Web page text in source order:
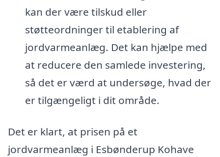
kan der være tilskud eller
støtteordninger til etablering af
jordvarmeanlæg. Det kan hjælpe med
at reducere den samlede investering,
så det er værd at undersøge, hvad der
er tilgængeligt i dit område.
Det er klart, at prisen på et
jordvarmeanlæg i Esbønderup Kohave